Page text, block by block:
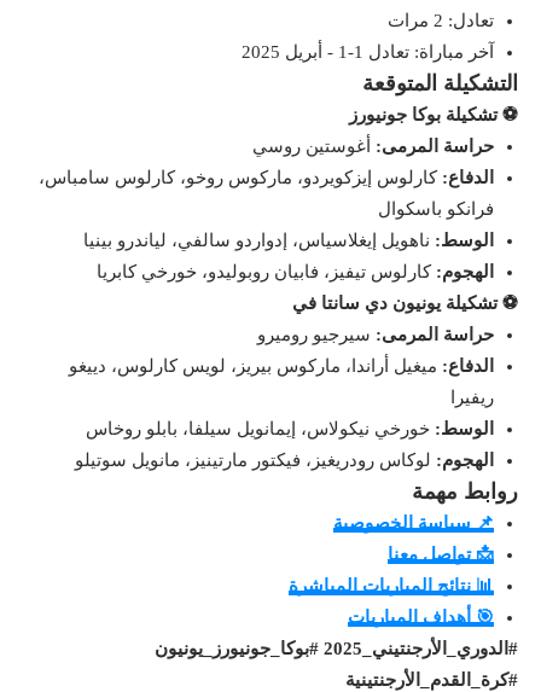
تعادل: 2 مرات
آخر مباراة: تعادل 1-1 - أبريل 2025
التشكيلة المتوقعة
⚽️ تشكيلة بوكا جونيورز
حراسة المرمى: أغوستين روسي
الدفاع: كارلوس إيزكويردو، ماركوس روخو، كارلوس سامباس،
فرانكو باسكوال
الوسط: ناهويل إيغلاسياس، إدواردو سالفي، لياندرو بينيا
الهجوم: كارلوس تيفيز، فابيان روبوليدو، خورخي كابريا
⚽️ تشكيلة يونيون دي سانتا في
حراسة المرمى: سيرجيو روميرو
الدفاع: ميغيل أراندا، ماركوس بيريز، لويس كارلوس، دييغو
ريفيرا
الوسط: خورخي نيكولاس، إيمانويل سيلفا، بابلو روخاس
الهجوم: لوكاس رودريغيز، فيكتور مارتينيز، مانويل سوتيلو
روابط مهمة
📌 سياسة الخصوصية
📩 تواصل معنا
📊 نتائج المباريات المباشرة
🎯 أهداف المباريات
#الدوري_الأرجنتيني_2025 #بوكا_جونيورز_يونيون
#كرة_القدم_الأرجنتينية